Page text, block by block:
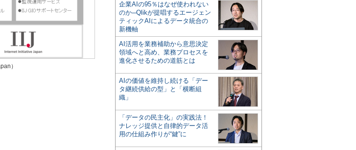
）
企業AIの95％はなぜ使われない
のか─Qlikが提唱するエージェン
ティックAIによるデータ統合の
新機軸
AI活用を業務補助から意思決定
領域へと高め、業務プロセスを
進化させるための道筋とは
AIの価値を維持し続ける「デー
タ継続供給の型」と「横断組
織」
「データの民主化」の実践法！
ナレッジ提供と自律的データ活
用の仕組み作りが“鍵”に